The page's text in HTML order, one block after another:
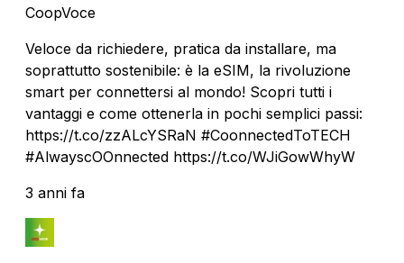
CoopVoce
Veloce da richiedere, pratica da installare, ma
soprattutto sostenibile: è la eSIM, la rivoluzione
smart per connettersi al mondo! Scopri tutti i
vantaggi e come ottenerla in pochi semplici passi:
https://t.co/zzALcYSRaN #CoonnectedToTECH
#AlwayscOOnnected https://t.co/WJiGowWhyW
3 anni fa